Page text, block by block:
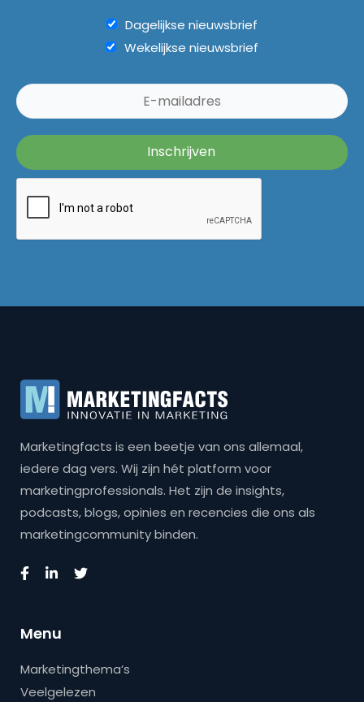
Dagelijkse nieuwsbrief
Wekelijkse nieuwsbrief
Marketingfacts is een beetje van ons allemaal,
iedere dag vers. Wij zijn hét platform voor
marketingprofessionals. Het zijn de insights,
podcasts, blogs, opinies en recencies die ons als
marketingcommunity binden.
Menu
Marketingthema’s
Veelgelezen